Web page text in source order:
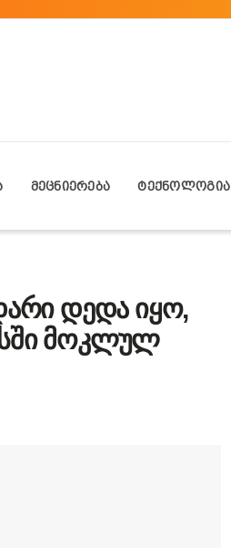
ᲛᲔᲪᲜᲘᲔᲠᲔᲑᲐ ᲢᲔᲥᲜᲝᲚᲝᲒᲘᲐ
დედა იყო,
მოკლულ